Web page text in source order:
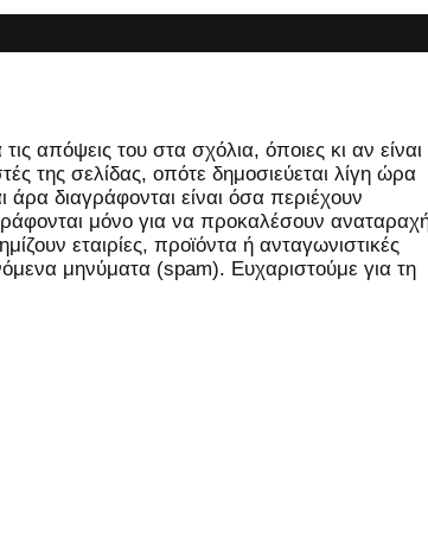
απόψεις του στα σχόλια, όποιες κι αν είναι
της σελίδας, οπότε δημοσιεύεται λίγη ώρα
διαγράφονται είναι όσα περιέχουν
μόνο για να προκαλέσουν
εταιρίες, προϊόντα ή ανταγωνιστικές
μηνύματα (spam). Ευχαριστούμε για τη